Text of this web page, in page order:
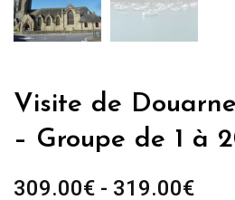
Visite de
– Groupe de 1 à
309.00€ - 319.00€